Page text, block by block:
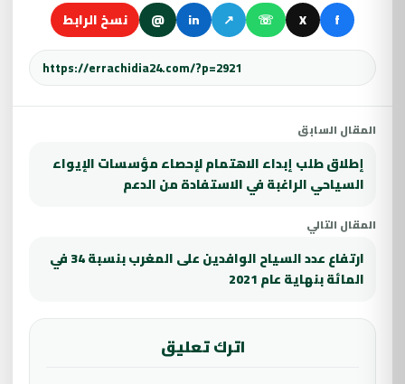
f
X
☏
↗
in
@ نسخ الرابط
المقال السابق
إطلاق طلب إبداء الاهتمام لإحصاء مؤسسات الإيواء
السياحي الراغبة في الاستفادة من الدعم
المقال التالي
ارتفاع عدد السياح الوافدين على المغرب بنسبة 34 في
المائة بنهاية عام 2021
اترك تعليق